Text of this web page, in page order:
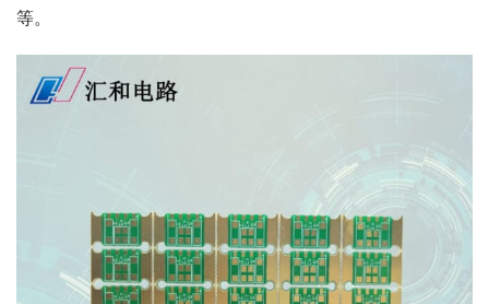
等。